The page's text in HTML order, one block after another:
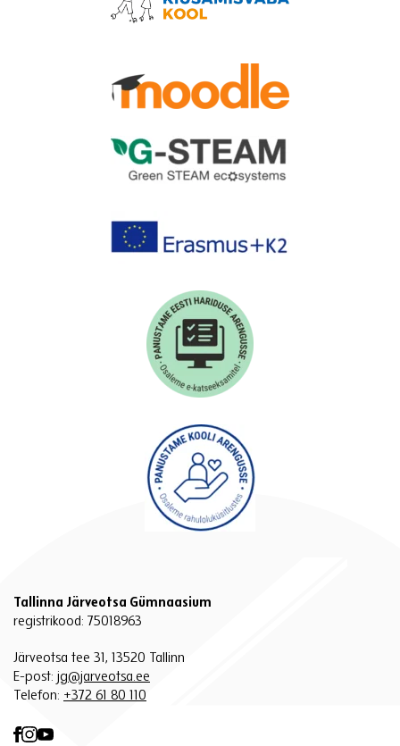
Tallinna Järveotsa Gümnaasium
registrikood: 75018963
Järveotsa tee 31, 13520 Tallinn
E-post: jg@jarveotsa.ee
Telefon: +372 61 80 110